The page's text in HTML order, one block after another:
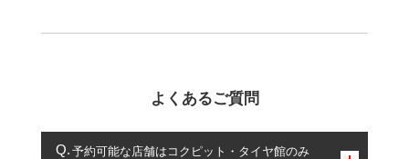
よくあるご質問
予約可能な店舗はコクピット・タイヤ館のみ